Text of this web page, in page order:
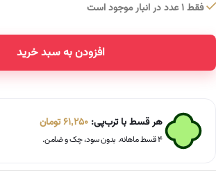
فقط 1 عدد در انبار موجود است
افزودن به سبد خرید
هر قسط با ترب‌پی: 61,250تومان
۴ قسط ماهانه. بدون سود، چک و ضامن.